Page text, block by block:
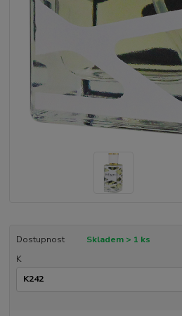
Dostupnost
Skladem > 1 ks
K